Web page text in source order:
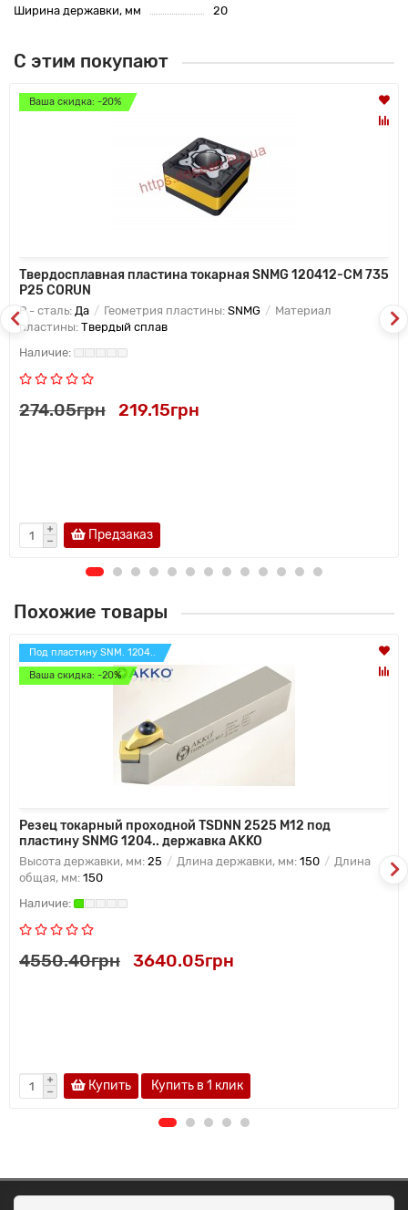
Ширина державки, мм
20
С этим покупают
Ваша скидка: -20%
Твердосплавная пластина токарная SNMG 120412-CM 735
P25 CORUN
P - сталь: Да Геометрия пластины: SNMG
Материал
пластины: Твердый сплав
274.05грн 219.15грн
Предзаказ
Похожие товары
Под пластину SNM. 1204..
Ваша скидка: -20%
Резец токарный проходной TSDNN 2525 M12 под
пластину SNMG 1204.. державка AKKO
Высота державки, мм: 25 Длина державки, мм: 150
Длина
общая, мм: 150
4550.40грн 3640.05грн
Купить Купить в 1 клик
ОКЕАН ТРЕЙД